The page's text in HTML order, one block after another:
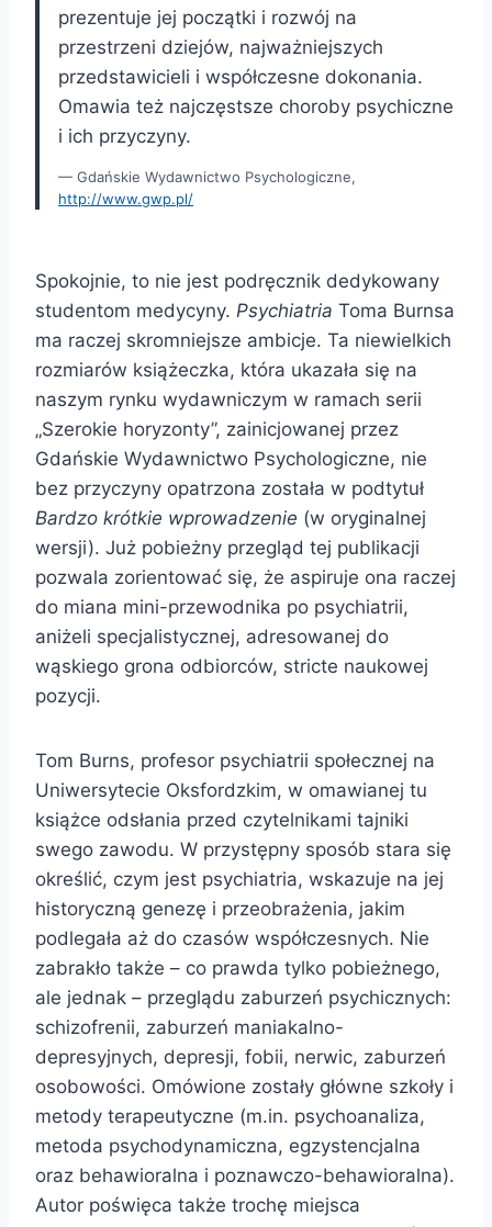
prezentuje jej początki i rozwój na
przestrzeni dziejów, najważniejszych
przedstawicieli i współczesne dokonania.
Omawia też najczęstsze choroby psychiczne
i ich przyczyny.
Gdańskie Wydawnictwo Psychologiczne,
http://www.gwp.pl/
Spokojnie, to nie jest podręcznik dedykowany
studentom medycyny. Psychiatria Toma Burnsa
ma raczej skromniejsze ambicje. Ta niewielkich
rozmiarów książeczka, która ukazała się na
naszym rynku wydawniczym w ramach serii
„Szerokie horyzonty”, zainicjowanej przez
Gdańskie Wydawnictwo Psychologiczne, nie
bez przyczyny opatrzona została w podtytuł
Bardzo krótkie wprowadzenie (w oryginalnej
wersji). Już pobieżny przegląd tej publikacji
pozwala zorientować się, że aspiruje ona raczej
do miana mini-przewodnika po psychiatrii,
aniżeli specjalistycznej, adresowanej do
wąskiego grona odbiorców, stricte naukowej
pozycji.
Tom Burns, profesor psychiatrii społecznej na
Uniwersytecie Oksfordzkim, w omawianej tu
książce odsłania przed czytelnikami tajniki
swego zawodu. W przystępny sposób stara się
określić, czym jest psychiatria, wskazuje na jej
historyczną genezę i przeobrażenia, jakim
podlegała aż do czasów współczesnych. Nie
zabrakło także – co prawda tylko pobieżnego,
ale jednak – przeglądu zaburzeń psychicznych:
schizofrenii, zaburzeń maniakalno-
depresyjnych, depresji, fobii, nerwic, zaburzeń
osobowości. Omówione zostały główne szkoły i
metody terapeutyczne (m.in. psychoanaliza,
metoda psychodynamiczna, egzystencjalna
oraz behawioralna i poznawczo-behawioralna).
Autor poświęca także trochę miejsca